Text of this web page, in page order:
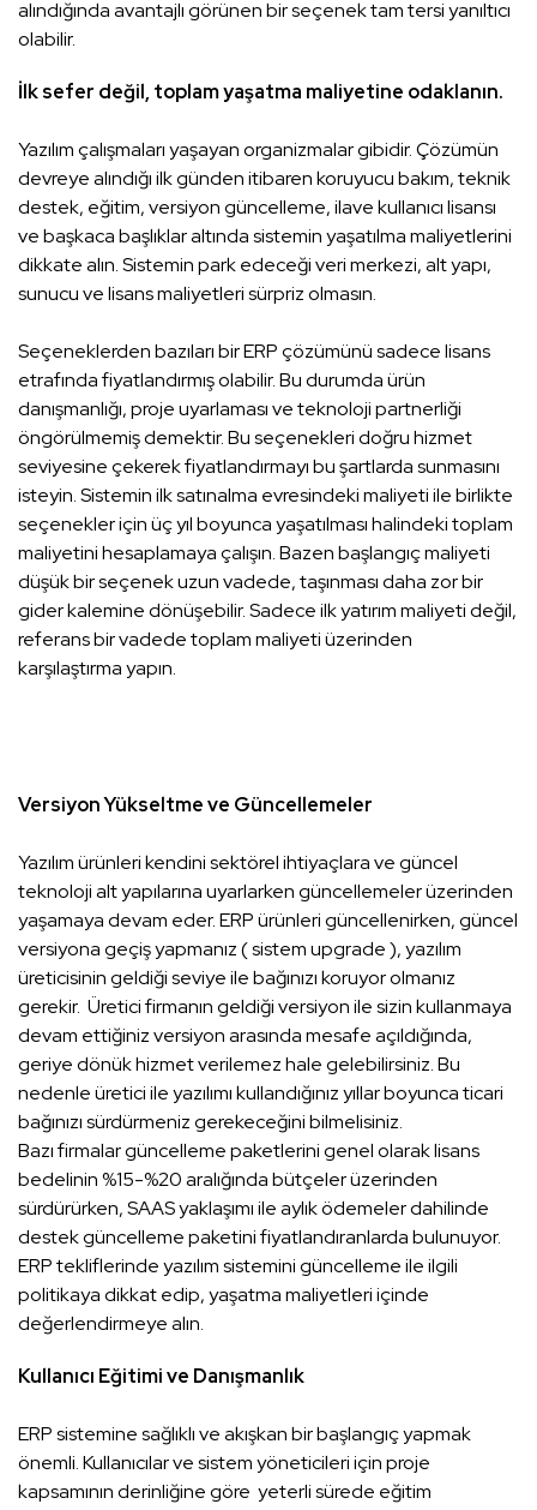
alındığında avantajlı görünen bir seçenek tam tersi yanıltıcı
olabilir.
İlk sefer değil, toplam yaşatma maliyetine odaklanın.
Yazılım çalışmaları yaşayan organizmalar gibidir. Çözümün
devreye alındığı ilk günden itibaren koruyucu bakım, teknik
destek, eğitim, versiyon güncelleme, ilave kullanıcı lisansı
ve başkaca başlıklar altında sistemin yaşatılma maliyetlerini
dikkate alın. Sistemin park edeceği veri merkezi, alt yapı,
sunucu ve lisans maliyetleri sürpriz olmasın.
Seçeneklerden bazıları bir ERP çözümünü sadece lisans
etrafında fiyatlandırmış olabilir. Bu durumda ürün
danışmanlığı, proje uyarlaması ve teknoloji partnerliği
öngörülmemiş demektir. Bu seçenekleri doğru hizmet
seviyesine çekerek fiyatlandırmayı bu şartlarda sunmasını
isteyin. Sistemin ilk satınalma evresindeki maliyeti ile birlikte
seçenekler için üç yıl boyunca yaşatılması halindeki toplam
maliyetini hesaplamaya çalışın. Bazen başlangıç maliyeti
düşük bir seçenek uzun vadede, taşınması daha zor bir
gider kalemine dönüşebilir. Sadece ilk yatırım maliyeti değil,
referans bir vadede toplam maliyeti üzerinden
karşılaştırma yapın.
Versiyon Yükseltme ve Güncellemeler
Yazılım ürünleri kendini sektörel ihtiyaçlara ve güncel
teknoloji alt yapılarına uyarlarken güncellemeler üzerinden
yaşamaya devam eder. ERP ürünleri güncellenirken, güncel
versiyona geçiş yapmanız ( sistem upgrade ), yazılım
üreticisinin geldiği seviye ile bağınızı koruyor olmanız
gerekir. Üretici firmanın geldiği versiyon ile sizin kullanmaya
devam ettiğiniz versiyon arasında mesafe açıldığında,
geriye dönük hizmet verilemez hale gelebilirsiniz. Bu
nedenle üretici ile yazılımı kullandığınız yıllar boyunca ticari
bağınızı sürdürmeniz gerekeceğini bilmelisiniz.
Bazı firmalar güncelleme paketlerini genel olarak lisans
bedelinin %15-%20 aralığında bütçeler üzerinden
sürdürürken, SAAS yaklaşımı ile aylık ödemeler dahilinde
destek güncelleme paketini fiyatlandıranlarda bulunuyor.
ERP tekliflerinde yazılım sistemini güncelleme ile ilgili
politikaya dikkat edip, yaşatma maliyetleri içinde
değerlendirmeye alın.
Kullanıcı Eğitimi ve Danışmanlık
ERP sistemine sağlıklı ve akışkan bir başlangıç yapmak
önemli. Kullanıcılar ve sistem yöneticileri için proje
kapsamının derinliğine göre yeterli sürede eğitim